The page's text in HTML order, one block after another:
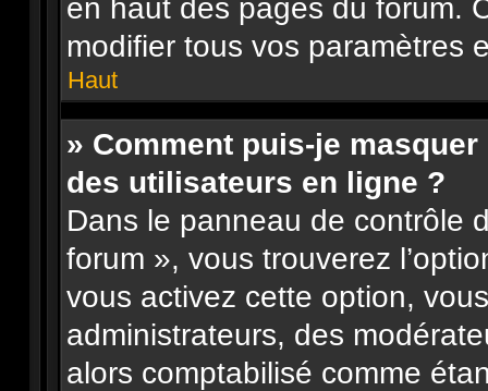
en haut des pages du forum.
modifier tous vos paramètres
Haut
» Comment puis-je
des utilisateurs en ligne ?
Dans le panneau de contrôle
forum », vous trouverez
vous activez cette option,
administrateurs, des
alors comptabilisé comme